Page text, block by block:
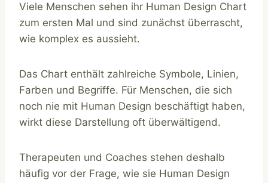
Viele Menschen sehen ihr Human Design Chart
zum ersten Mal und sind zunächst überrascht,
wie komplex es aussieht.
Das Chart enthält zahlreiche Symbole, Linien,
Farben und Begriffe. Für Menschen, die sich
noch nie mit Human Design beschäftigt haben,
wirkt diese Darstellung oft überwältigend.
Therapeuten und Coaches stehen deshalb
häufig vor der Frage, wie sie Human Design